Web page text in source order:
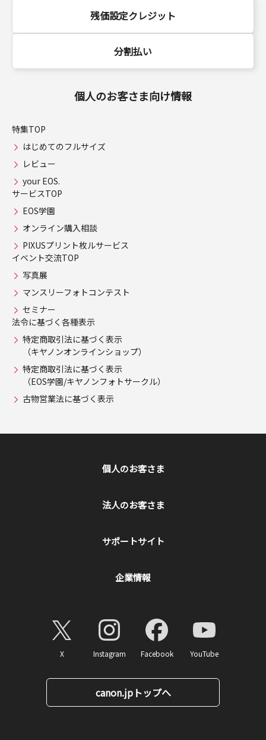
残価設定クレジット
分割払い
個人のお客さま向け情報
特集TOP
はじめてのフルサイズ
レビュー
your EOS.
サービスTOP
EOS学園
オンライン購入相談
PIXUSプリント枚ルサービス
イベント交流TOP
写真展
マンスリーフォトコンテスト
セミナー
法令に基づく各種表示
特定商取引法に基づく表示
（キヤノンオンラインショップ）
特定商取引法に基づく表示
（EOS学園/キヤノンフォトサークル）
古物営業法に基づく表示
個人のお客さま
法人のお客さま
サポートサイト
企業情報
X Instagram Facebook YouTube
canon.jpトップへ